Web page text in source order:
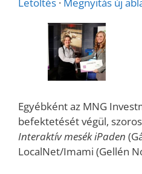
Egyébként az MNG
befektetését végül,
Interaktív mesék iPaden
LocalNet/Imami (Gellén